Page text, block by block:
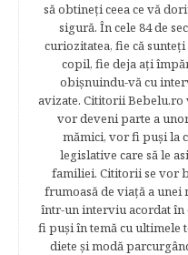
să obtineţi ceea ce vă
sigură. În cele 84 de
curiozitatea, fie că
copil, fie deja aţi
obişnuindu-vă cu
avizate. Cititorii
vor deveni parte a
mămici, vor fi puşi la
legislative care să le
familiei. Cititorii se vor
frumoasă de viață a unei
într-un interviu acordat
fi puşi în temă cu ultimele
diete şi modă